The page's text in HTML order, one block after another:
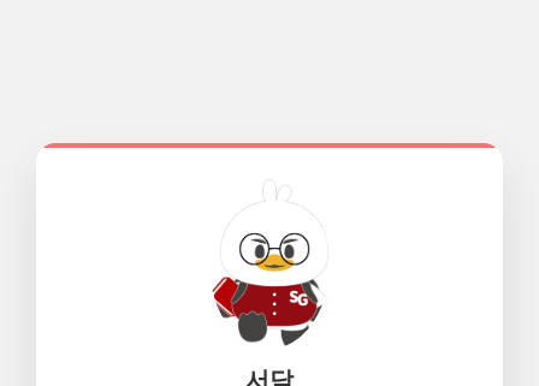
서담